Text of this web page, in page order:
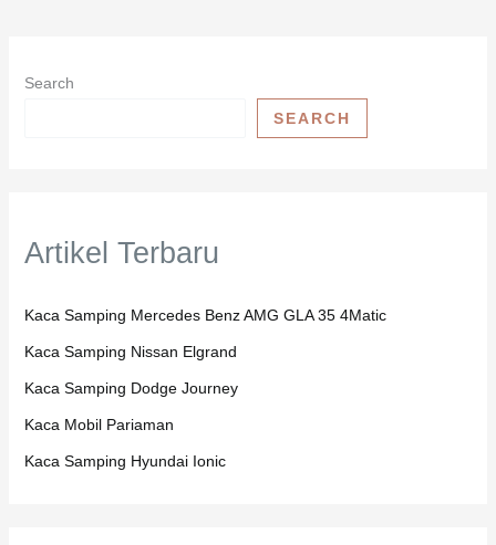
Search
SEARCH
Artikel Terbaru
Kaca Samping Mercedes Benz AMG GLA 35 4Matic
Kaca Samping Nissan Elgrand
Kaca Samping Dodge Journey
Kaca Mobil Pariaman
Kaca Samping Hyundai Ionic